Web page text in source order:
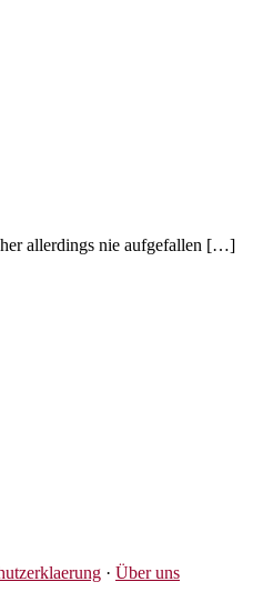
allerdings nie aufgefallen […]
· Über uns